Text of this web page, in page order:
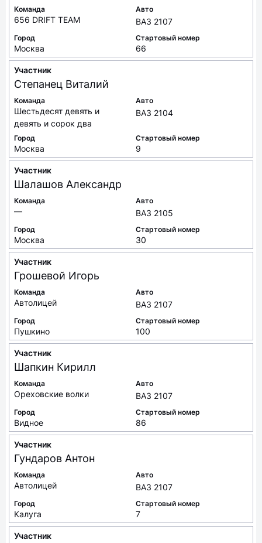
Команда
656 DRIFT TEAM
Авто
ВАЗ 2107
Город
Москва
Стартовый номер
66
Участник
Степанец Виталий
Команда
Шестьдесят девять и
девять и сорок два
Авто
ВАЗ 2104
Город
Москва
Стартовый номер
9
Участник
Шалашов Александр
Команда
—
Авто
ВАЗ 2105
Город
Москва
Стартовый номер
30
Участник
Грошевой Игорь
Команда
Автолицей
Авто
ВАЗ 2107
Город
Пушкино
Стартовый номер
100
Участник
Шапкин Кирилл
Команда
Ореховские волки
Авто
ВАЗ 2107
Город
Видное
Стартовый номер
86
Участник
Гундаров Антон
Команда
Автолицей
Авто
ВАЗ 2107
Город
Калуга
Стартовый номер
7
Участник